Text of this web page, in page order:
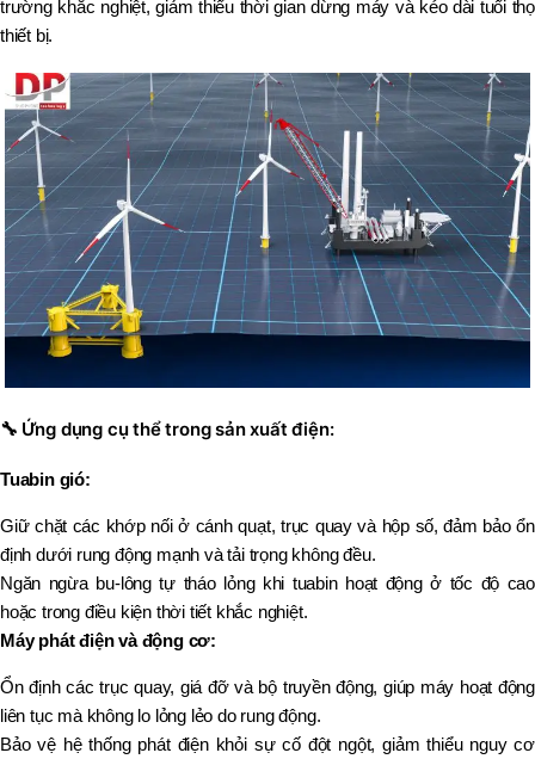
trường khắc nghiệt, giảm thiểu thời gian dừng máy và kéo dài tuổi thọ
thiết bị.
🔧 Ứng dụng cụ thể trong sản xuất điện:
Tuabin gió:
Giữ chặt các khớp nối ở cánh quạt, trục quay và hộp số, đảm bảo ổn
định dưới rung động mạnh và tải trọng không đều.
Ngăn ngừa bu-lông tự tháo lỏng khi tuabin hoạt động ở tốc độ cao
hoặc trong điều kiện thời tiết khắc nghiệt.
Máy phát điện và động cơ:
Ổn định các trục quay, giá đỡ và bộ truyền động, giúp máy hoạt động
liên tục mà không lo lỏng lẻo do rung động.
Bảo vệ hệ thống phát điện khỏi sự cố đột ngột, giảm thiểu nguy cơ